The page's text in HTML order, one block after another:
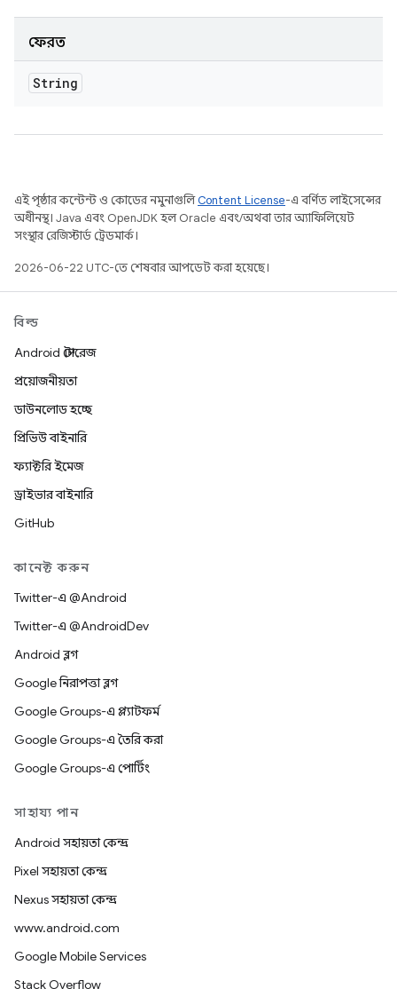
ফেরত
String
এই পৃষ্ঠার কন্টেন্ট ও কোডের নমুনাগুলিContent License-এ বর্ণিত লাইসেন্সের
অধীনস্থ। Java এবং OpenJDK হল Oracle এবং/অথবা তার অ্যাফিলিয়েট
সংস্থার রেজিস্টার্ড ট্রেডমার্ক।
2026-06-22 UTC-তে শেষবার আপডেট করা হয়েছে।
বিল্ড
Android স্টোরেজ
প্রয়োজনীয়তা
ডাউনলোড হচ্ছে
প্রিভিউ বাইনারি
ফ্যাক্টরি ইমেজ
ড্রাইভার বাইনারি
GitHub
কানেক্ট করুন
Twitter-এ @Android
Twitter-এ @AndroidDev
Android ব্লগ
Google নিরাপত্তা ব্লগ
Google Groups-এ প্ল্যাটফর্ম
Google Groups-এ তৈরি করা
Google Groups-এ পোর্টিং
সাহায্য পান
Android সহায়তা কেন্দ্র
Pixel সহায়তা কেন্দ্র
Nexus সহায়তা কেন্দ্র
www.android.com
Google Mobile Services
Stack Overflow